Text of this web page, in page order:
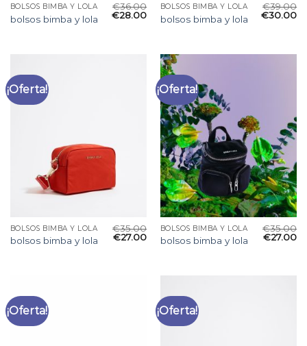
BOLSOS BIMBA Y LOLA
bolsos bimba y lola
€36.00
€28.00
BOLSOS BIMBA Y LOLA
bolsos bimba y lola
€39.00
€30.00
¡Oferta!
BOLSOS BIMBA Y LOLA
bolsos bimba y lola
€35.00
€27.00
¡Oferta!
BOLSOS BIMBA Y LOLA
bolsos bimba y lola
€35.00
€27.00
¡Oferta! ¡Oferta!